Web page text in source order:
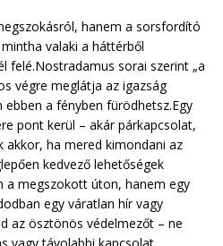
hanem a sorsfordító
valaki a háttérből
felé.Nostradamus sorai szerint „a
végre meglátja az igazság
a fényben fürödhetsz.Egy
pont kerül – akár párkapcsolat,
akkor, ha mered kimondani az
kedvező lehetőségek
a megszokott úton, hanem egy
egy váratlan hír vagy
az ösztönös védelmezőt – ne